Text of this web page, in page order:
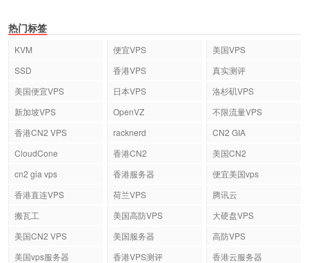
热门标签
KVM 便宜VPS
美国VPS
SSD
香港VPS
真实测评
美国便宜VPS
日本VPS
洛杉矶VPS
新加坡VPS
OpenVZ
不限流量VPS
香港CN2 VPS
racknerd
CN2 GIA
CloudCone
香港CN2
美国CN2
cn2 gia vps
香港服务器
便宜美国vps
香港直连VPS
荷兰VPS
腾讯云
搬瓦工
美国高防VPS
大硬盘VPS
美国CN2 VPS
美国服务器
高防VPS
美国vps服务器
香港VPS测评
香港云服务器